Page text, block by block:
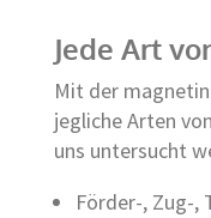
Jede Art
Mit der
jegliche Arten
uns untersucht
Förder-, Zug-,